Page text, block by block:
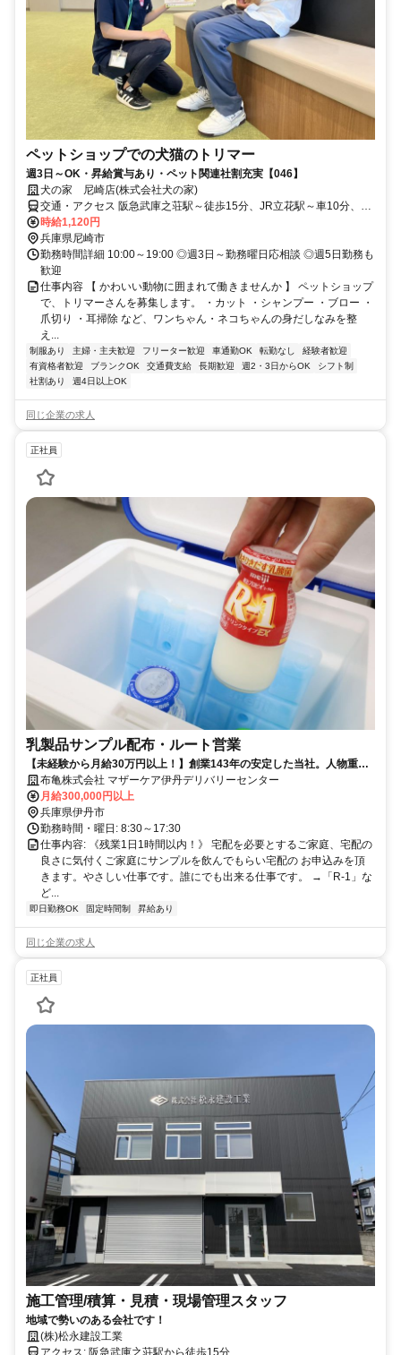
ペットショップでの犬猫のトリマー
週3日～OK・昇給賞与あり・ペット関連社割充実【046】
犬の家 尼崎店(株式会社犬の家)
交通・アクセス 阪急武庫之荘駅～徒歩15分、JR立花駅～車10分、阪
神センタープール前駅～車16分 ☆車通勤OK/無料P完備
時給1,120円
兵庫県尼崎市
勤務時間詳細 10:00～19:00 ◎週3日～勤務曜日応相談 ◎週5日勤務も
歓迎
仕事内容 【 かわいい動物に囲まれて働きませんか 】 ペットショップ
で、トリマーさんを募集します。 ・カット ・シャンプー ・ブロー ・
爪切り ・耳掃除 など、ワンちゃん・ネコちゃんの身だしなみを整
え...
制服あり 主婦・主夫歓迎 フリーター歓迎 車通勤OK 転勤なし
経験者歓迎
有資格者歓迎
ブランクOK 交通費支給 長期歓迎 週2・3日からOK
シフト制
社割あり
週4日以上OK
同じ企業の求人
正社員
乳製品サンプル配布・ルート営業
【未経験から月給30万円以上！】創業143年の安定した当社。人物重
視・年齢学歴不問です！
布亀株式会社 マザーケア伊丹デリバリーセンター
月給300,000円以上
兵庫県伊丹市
勤務時間・曜日: 8:30～17:30
仕事内容: 《残業1日1時間以内！》 宅配を必要とするご家庭、宅配の
良さに気付くご家庭にサンプルを飲んでもらい宅配の お申込みを頂
きます。やさしい仕事です。誰にでも出来る仕事です。 →「R-1」な
ど...
即日勤務OK 固定時間制 昇給あり
同じ企業の求人
正社員
施工管理/積算・見積・現場管理スタッフ
地域で勢いのある会社です！
(株)松永建設工業